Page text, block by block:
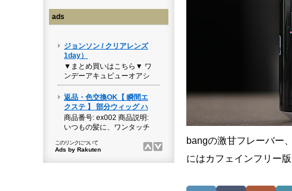
bangの激甘フレーバー
にはカフェインフリー
ads